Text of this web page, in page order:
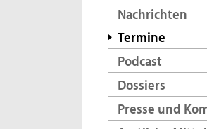
Nachrichten
Termine
Podcast
Dossiers
Presse und